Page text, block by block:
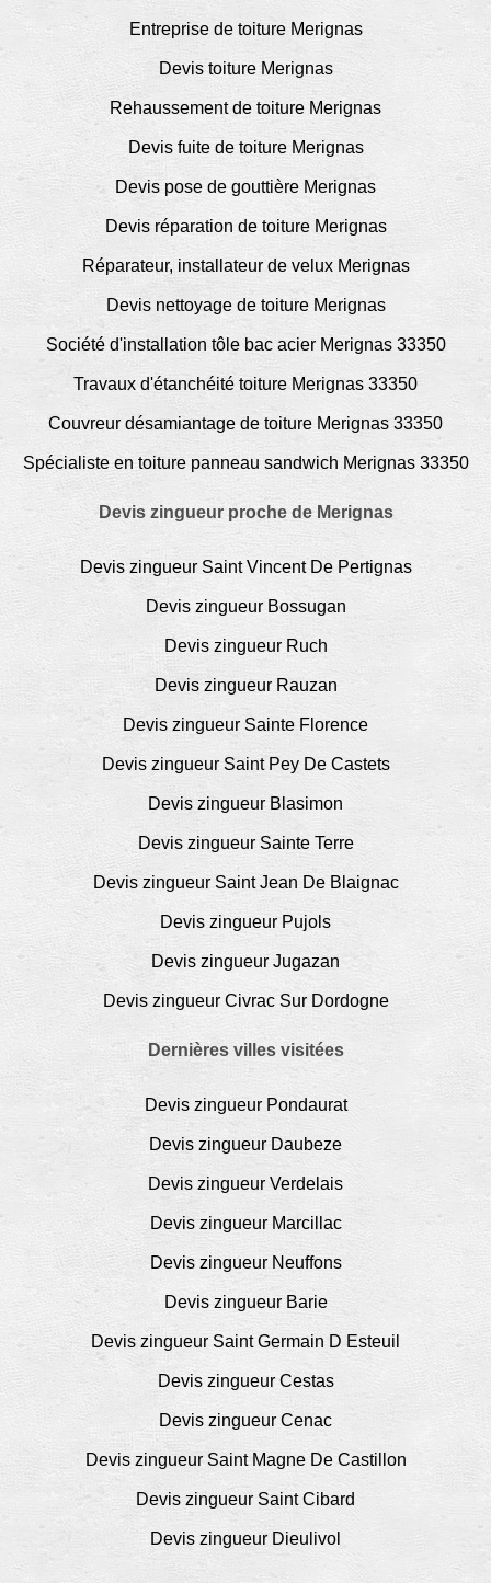
Entreprise de toiture Merignas
Devis toiture Merignas
Rehaussement de toiture Merignas
Devis fuite de toiture Merignas
Devis pose de gouttière Merignas
Devis réparation de toiture Merignas
Réparateur, installateur de velux Merignas
Devis nettoyage de toiture Merignas
Société d'installation tôle bac acier Merignas 33350
Travaux d'étanchéité toiture Merignas 33350
Couvreur désamiantage de toiture Merignas 33350
Spécialiste en toiture panneau sandwich Merignas 33350
Devis zingueur proche de Merignas
Devis zingueur Saint Vincent De Pertignas
Devis zingueur Bossugan
Devis zingueur Ruch
Devis zingueur Rauzan
Devis zingueur Sainte Florence
Devis zingueur Saint Pey De Castets
Devis zingueur Blasimon
Devis zingueur Sainte Terre
Devis zingueur Saint Jean De Blaignac
Devis zingueur Pujols
Devis zingueur Jugazan
Devis zingueur Civrac Sur Dordogne
Dernières villes visitées
Devis zingueur Pondaurat
Devis zingueur Daubeze
Devis zingueur Verdelais
Devis zingueur Marcillac
Devis zingueur Neuffons
Devis zingueur Barie
Devis zingueur Saint Germain D Esteuil
Devis zingueur Cestas
Devis zingueur Cenac
Devis zingueur Saint Magne De Castillon
Devis zingueur Saint Cibard
Devis zingueur Dieulivol